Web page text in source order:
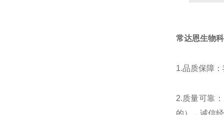
常达恩生物
1.品质保障
2.质量可靠
的），诚信